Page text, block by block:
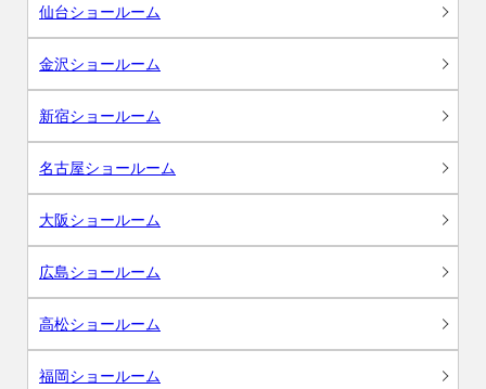
仙台ショールーム
金沢ショールーム
新宿ショールーム
名古屋ショールーム
大阪ショールーム
広島ショールーム
高松ショールーム
福岡ショールーム